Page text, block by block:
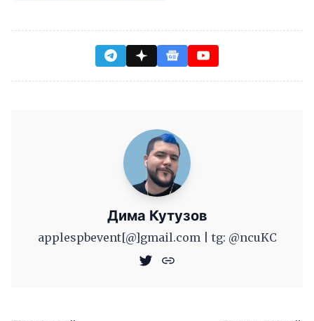
Дима Кутузов
applespbevent[@]gmail.com | tg: @ncuKC